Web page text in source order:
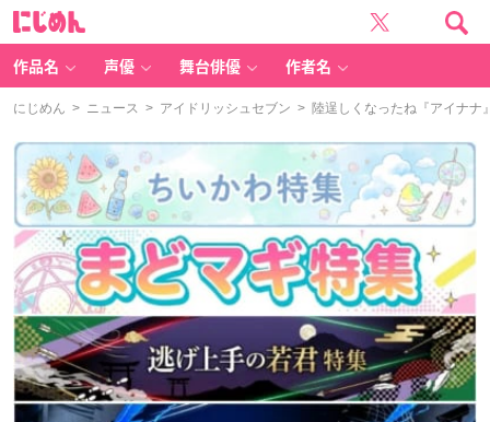
作品名 声優 舞台俳優 作者名
にじめん > ニュース > アイドリッシュセブン > 陸逞しくなったね『アイナ